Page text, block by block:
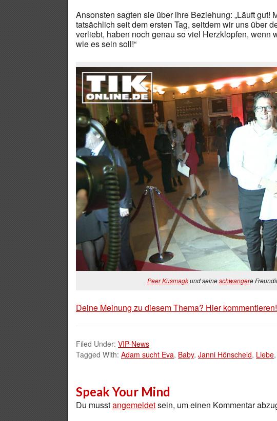
Ansonsten sagten sie über ihre Beziehung: „Läuft gut!
tatsächlich seit dem ersten Tag, seitdem wir uns über
verliebt, haben noch genau so viel Herzklopfen, wenn
wie es sein soll!“
Peer Kusmagkund seineschwangere
Deine Meinung zu diesem Thema? Hier kommentieren!
Filed Under: VIP-News
Tagged With: Adam sucht Eva, Baby, Janni Hönscheid, Liebe,
Speak Your Mind
Du musstangemeldetsein, um einen Kommentar